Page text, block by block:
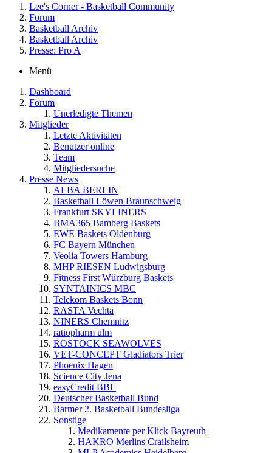
Lee's Corner - Basketball Community
Forum
Basketball Archiv
Basketball Archiv
Presse: Pro A
Menü
Dashboard
Forum
Unerledigte Themen
Mitglieder
Letzte Aktivitäten
Benutzer online
Team
Mitgliedersuche
Presse News
ALBA BERLIN
Basketball Löwen Braunschweig
Frankfurt SKYLINERS
BMA365 Bamberg Baskets
EWE Baskets Oldenburg
FC Bayern München
Veolia Towers Hamburg
MHP RIESEN Ludwigsburg
Fitness First Würzburg Baskets
SYNTAINICS MBC
Telekom Baskets Bonn
RASTA Vechta
NINERS Chemnitz
ratiopharm ulm
ROSTOCK SEAWOLVES
VET-CONCEPT Gladiators Trier
Phoenix Hagen
Science City Jena
easyCredit BBL
Deutscher Basketball Bund
Barmer 2. Basketball Bundesliga
Sonstige
Medikamente per Klick Bayreuth
HAKRO Merlins Crailsheim